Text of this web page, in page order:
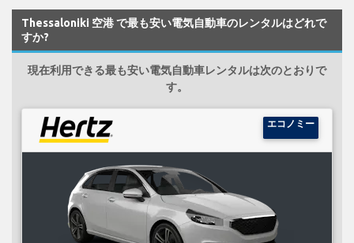
Thessaloniki 空港 で最も安い電気自動車のレンタルはどれで
すか?
現在利用できる最も安い電気自動車レンタルは次のとおりで
す。
エコノミー